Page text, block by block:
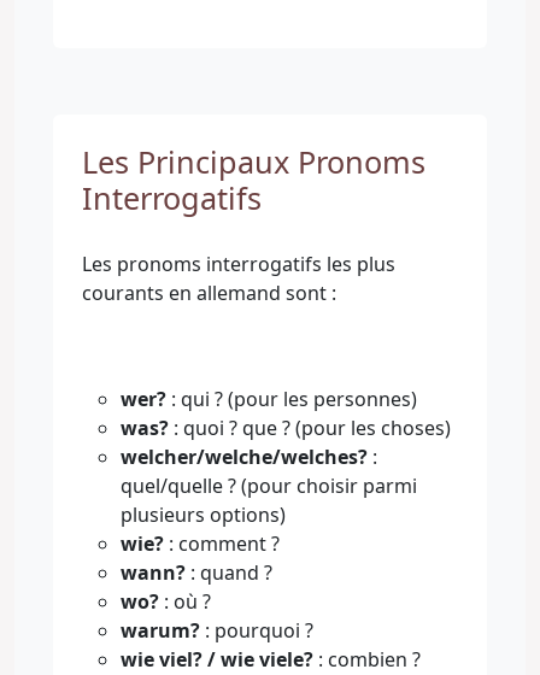
Les Principaux Pronoms
Interrogatifs
Les pronoms interrogatifs les plus
courants en allemand sont :
wer? : qui ? (pour les personnes)
was? : quoi ? que ? (pour les choses)
welcher/welche/welches? :
quel/quelle ? (pour choisir parmi
plusieurs options)
wie? : comment ?
wann? : quand ?
wo? : où ?
warum? : pourquoi ?
wie viel? / wie viele? : combien ?